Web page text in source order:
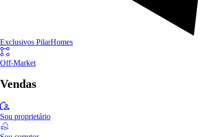
Exclusivos PilarHomes
Off-Market
Vendas
Sou proprietário